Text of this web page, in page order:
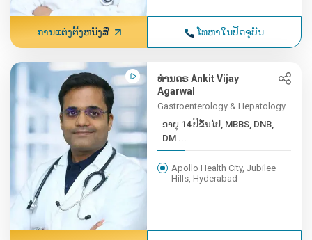
ການແຕ່ງຕັ້ງຫນັງສື ໂທຫາໃນປັດຈຸບັນ
ທ່ານດຣ Ankit Vijay
Agarwal
Gastroenterology & Hepatology
ອາຍຸ 14 ປີຂຶ້ນໄປ, MBBS, DNB,
DM ...
Apollo Health City, Jubilee
Hills, Hyderabad